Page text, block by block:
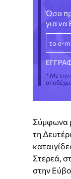
Όσα
για να
* Με την
Σύμφωνα
τη
Στερεά,
στην